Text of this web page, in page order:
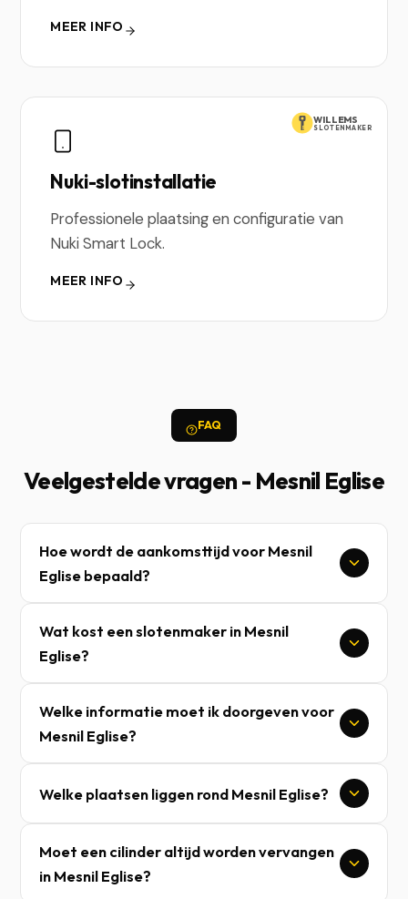
MEER INFO
WILLEMS
SLOTENMAKER
Nuki-slotinstallatie
Professionele plaatsing en configuratie van
Nuki Smart Lock.
MEER INFO
FAQ
Veelgestelde vragen - Mesnil Eglise
Hoe wordt de aankomsttijd voor Mesnil
Eglise bepaald?
Wat kost een slotenmaker in Mesnil
Eglise?
Welke informatie moet ik doorgeven voor
Mesnil Eglise?
Welke plaatsen liggen rond Mesnil Eglise?
Moet een cilinder altijd worden vervangen
in Mesnil Eglise?